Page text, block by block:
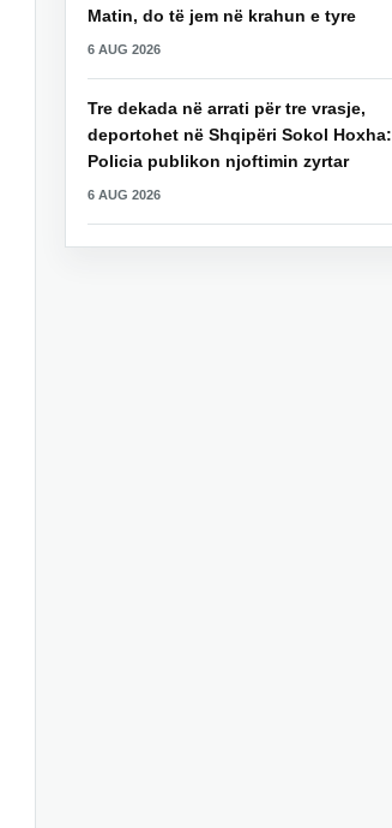
Matin, do të jem në krahun e tyre
6 AUG 2026
Tre dekada në arrati për tre vrasje,
deportohet në Shqipëri Sokol Hoxha:
Policia publikon njoftimin zyrtar
6 AUG 2026